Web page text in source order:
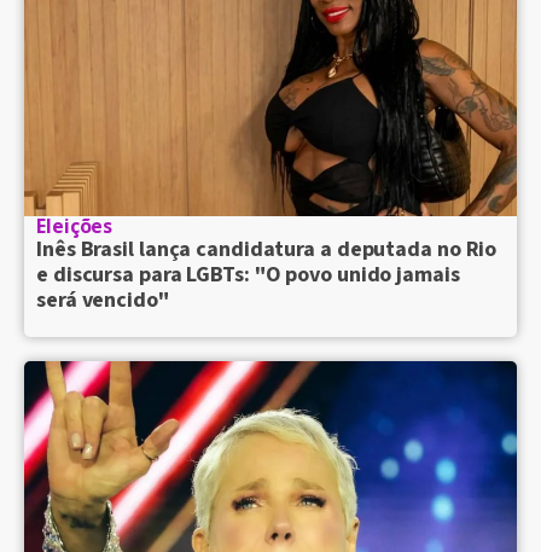
Eleições
Inês Brasil lança candidatura a deputada no Rio
e discursa para LGBTs: "O povo unido jamais
será vencido"